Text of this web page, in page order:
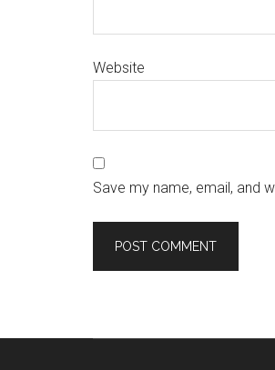
Website
Save my name, email, and